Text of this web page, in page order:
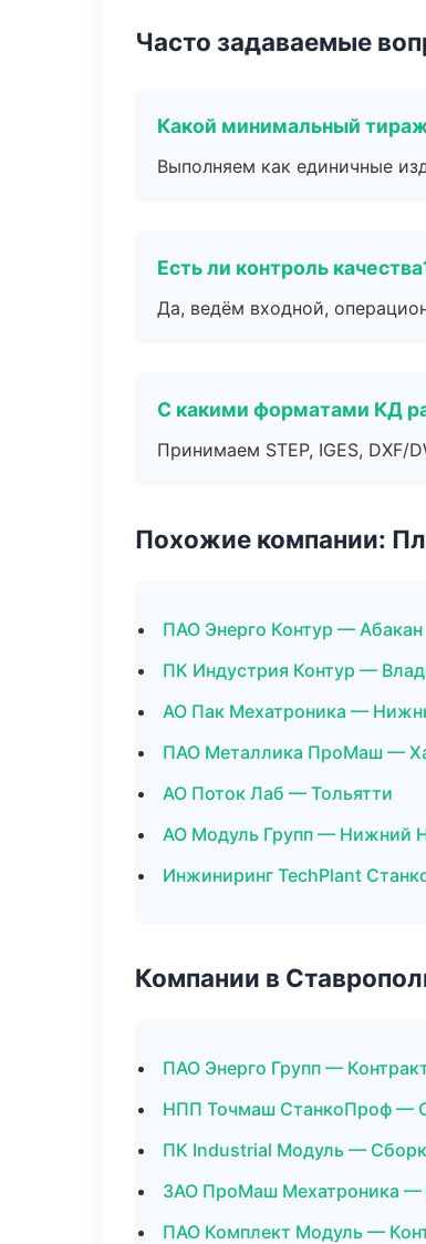
Часто задаваемые
Какой минимальный
Выполняем как единичные
Есть ли контроль
Да, ведём входной,
С какими форматами КД
Принимаем STEP, IGES, DXF/
Похожие компании:
ПАО Энерго Контур — Абакан
ПК Индустрия Контур —
АО Пак Мехатроника —
ПАО Металлика ПроМаш —
АО Поток Лаб — Тольятти
АО Модуль Групп — Нижний
Инжиниринг TechPlant
Компании в
ПАО Энерго Групп —
НПП Точмаш СтанкоПроф —
ПК Industrial Модуль —
ЗАО ПроМаш Мехатроника —
ПАО Комплект Модуль —